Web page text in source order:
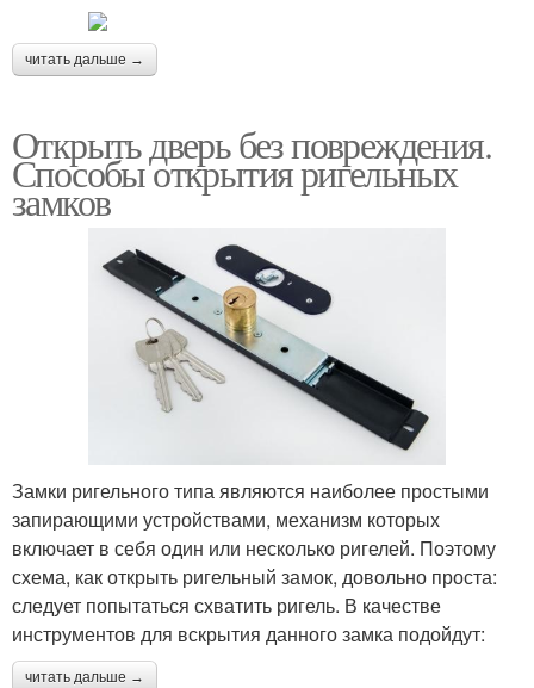
читать дальше →
Открыть дверь без повреждения.
Способы открытия ригельных
замков
Замки ригельного типа являются наиболее простыми
запирающими устройствами, механизм которых
включает в себя один или несколько ригелей. Поэтому
схема, как открыть ригельный замок, довольно проста:
следует попытаться схватить ригель. В качестве
инструментов для вскрытия данного замка подойдут:
читать дальше →